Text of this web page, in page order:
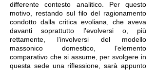
differente contesto analitico. Per questo
motivo, restando sul filo del ragionamento
condotto dalla critica evoliana, che aveva
davanti soprattutto l’evolversi o, più
rettamente, l’involversi del modello
massonico domestico, l’elemento
comparativo che si assume, per svolgere in
questa sede una riflessione, sarà appunto